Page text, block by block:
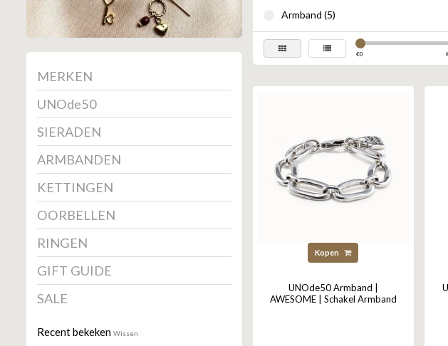
MERKEN
UNOde50
SIERADEN
ARMBANDEN
KETTINGEN
OORBELLEN
RINGEN
GIFT GUIDE
SALE
Recent bekeken Wissen
Armband (5)
€0
Kopen
UNOde50 Armband |
AWESOME | Schakel Armband